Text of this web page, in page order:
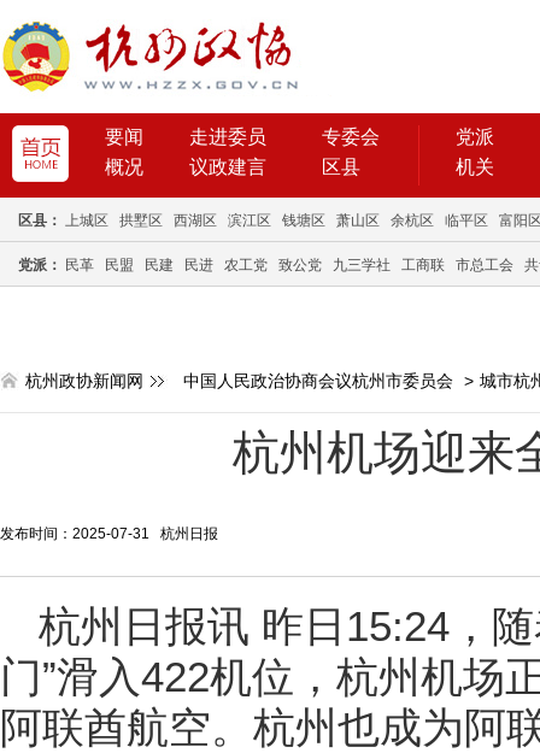
要闻 走进委员
专委会
概况
议政建言 区县
党派
机关
区县： 上城区 拱墅区 西湖区 滨江区 钱塘区 萧山区 余杭区 临平区 富阳
党派： 民革 民盟 民建 民进 农工党 致公党 九三学社 工商联 市总工会
杭州政协新闻网 中国人民政治协商会议杭州市委员会 > 城市杭
杭州机场迎来
发布时间：2025-07-31 杭州日报
杭州日报讯 昨日15:24，
门”滑入422机位，杭州机
阿联酋航空。杭州也成为阿